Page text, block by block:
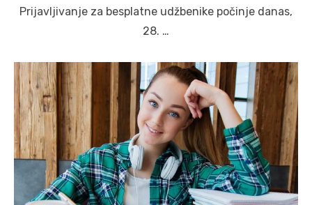
Prijavljivanje za besplatne udžbenike počinje danas,
28. …